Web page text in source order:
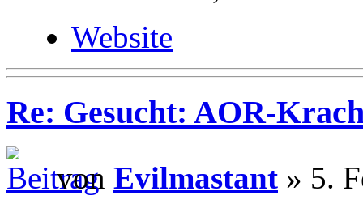
Website
Re: Gesucht: AOR-
von Evilmastant » 5.